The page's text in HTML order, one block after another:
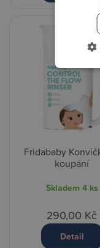
Fridababy
koupání
Skladem 4 ks
290,00 Kč
Detail